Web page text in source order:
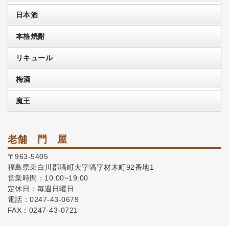
日本酒
本格焼酎
リキュール
梅酒
魔王
老舗 門 屋
〒963-5405
福島県東白川郡塙町大字塙字材木町92番地1
営業時間：10:00~19:00
定休日：毎週日曜日
電話：0247-43-0679
FAX：0247-43-0721